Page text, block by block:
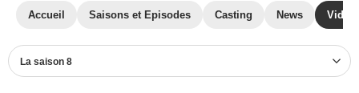
Accueil Saisons et Episodes Casting News
La saison 8